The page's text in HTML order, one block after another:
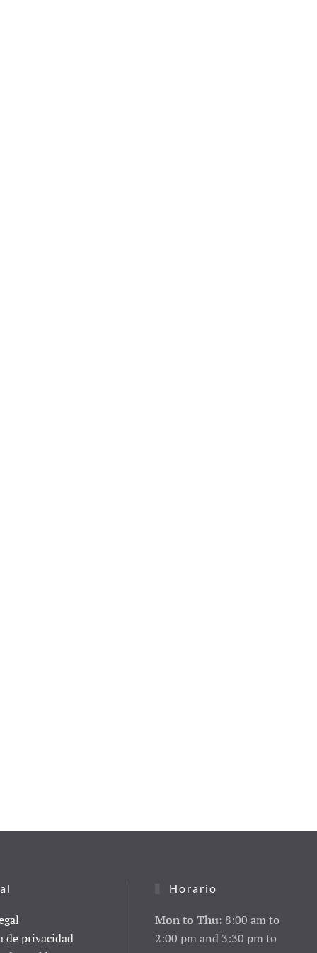
de privacidad
Horario
Mon to Thu: 8:00 am to
2:00 pm and 3:30 pm to